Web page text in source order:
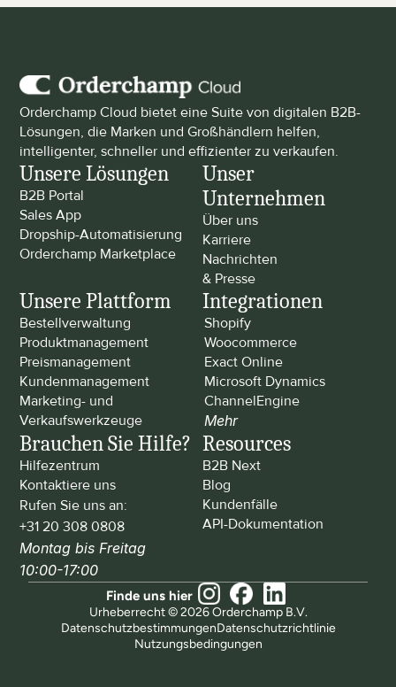
Orderchamp Cloud bietet eine Suite von digitalen B2B-
Lösungen, die Marken und Großhändlern helfen,
intelligenter, schneller und effizienter zu verkaufen.
Unsere Lösungen
B2B Portal
Sales App
Dropship-Automatisierung
Orderchamp Marketplace
Unser
Unternehmen
Über uns
Karriere
Nachrichten
& Presse
Unsere Plattform
Bestellverwaltung
Produktmanagement
Preismanagement
Kundenmanagement
Marketing- und
Verkaufswerkzeuge
Integrationen
Shopify
Woocommerce
Exact Online
Microsoft Dynamics
ChannelEngine
Mehr
Brauchen Sie Hilfe?
Hilfezentrum
Kontaktiere uns
Rufen Sie uns an:
+31 20 308 0808
Montag bis Freitag
10:00-17:00
Resources
B2B Next
Blog
Kundenfälle
API-Dokumentation
Urheberrecht © 2026 Orderchamp B.V.
Nutzungsbedingungen
DatenschutzbestimmungenDatenschutzrichtlinie
Finde uns hier